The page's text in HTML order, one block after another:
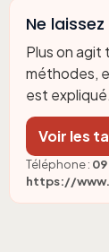
Ne
Plus on agit
méthodes,
est expliqué.
Voir les
Téléphone :
https://